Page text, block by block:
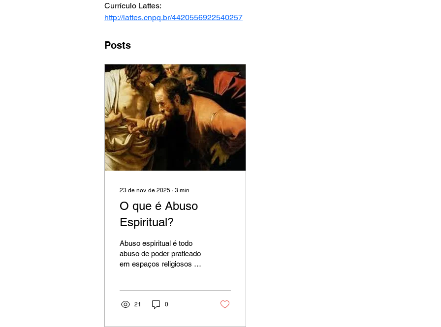
Currículo Lattes:
http://lattes.cnpq.br/4420556922540257
Posts
23 de nov. de 2025 ∙ 3 min
O que é Abuso
Espiritual?
Abuso espiritual é todo
abuso de poder praticado
em espaços religiosos por
vantagens pessoais ou
21 0